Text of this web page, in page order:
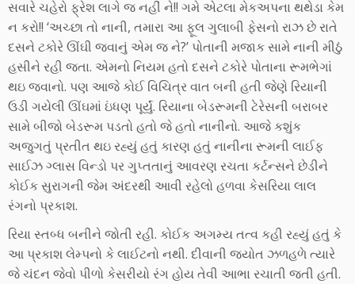
સવારે ચહેરો ફ્રેશ લાગે જ નહીં ને!! ગમે એટલા મેકઅપના થથેડા કેમ
ન કરો!! ‘અચ્છા તો નાની, તમારા આ ફૂલ ગુલાબી ફેસનો રાઝ છે રાતે
દસને ટકોરે ઊંઘી જવાનું એમ જ ને?’ પોતાની મજાક સામે નાની મીઠું
હસીને રહી જતા. એમનો નિયમ હતો દસને ટકોરે પોતાના રૂમભેગાં
થઇ જવાનો. પણ આજે કોઈ વિચિત્ર વાત બની હતી જેણે રિયાની
ઉડી ગયેલી ઊંઘમાં ઇંધણ પૂર્યું. રિયાના બેડરૂમની ટેરેસની બરાબર
સામે બીજો બેડરૂમ પડતો હતો જે હતો નાનીનો. આજે કશુંક
અજુગતું પ્રતીત થઇ રહ્યું હતું કારણ હતું નાનીના રૂમની લાઈફ
સાઈઝ ગ્લાસ વિન્ડો પર ગુપ્તતાનું આવરણ રચતા કર્ટન્સને છેડીને
કોઈક સુરાગની જેમ અંદરથી આવી રહેલો હળવા કેસરિયા લાલ
રંગનો પ્રકાશ.
રિયા સ્તબ્ધ બનીને જોતી રહી. કોઈક અગમ્ય તત્વ કહી રહ્યું હતું કે
આ પ્રકાશ લેમ્પનો કે લાઈટનો નથી. દીવાની જ્યોત ઝળહળે ત્યારે
જે ચંદન જેવો પીળો કેસરીયો રંગ હોય તેવી આભા રચાતી જતી હતી.